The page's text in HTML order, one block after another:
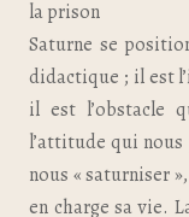
la prison
Saturne se
didactique ; il est
il est l’obstacle
l’attitude qui
nous « saturniser
en charge sa vie.